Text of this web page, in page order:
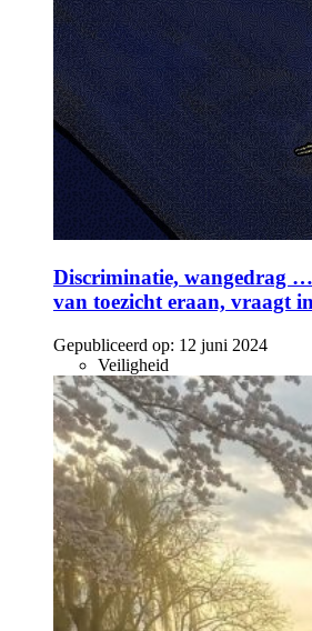
Discriminatie, wangedrag
van toezicht eraan, vraagt
Gepubliceerd op: 12 juni 2024
Veiligheid